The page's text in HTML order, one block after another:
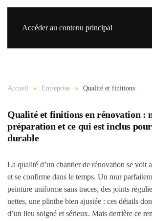
Accéder au contenu principal
Accueil Entreprise Qualité et finitions
Qualité et finitions en rénovation :
préparation et ce qui est inclus
durable
La qualité d’un chantier de rénovation se voit
et se confirme dans le temps. Un mur
peinture uniforme sans traces, des joints
nettes, une plinthe bien ajustée : ces détails
d’un lieu soigné et sérieux. Mais derrière ce